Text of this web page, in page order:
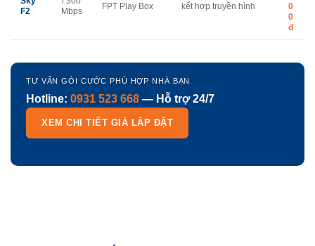
F2
Mbps
FPT Play Box
kết hợp truyền hình
0
0
đ
TƯ VẤN GÓI CƯỚC PHÙ HỢP NHÀ BẠN
Hotline: 0931 523 668 — Hỗ trợ 24/7
XEM CHI TIẾT GIÁ LẮP ĐẶT